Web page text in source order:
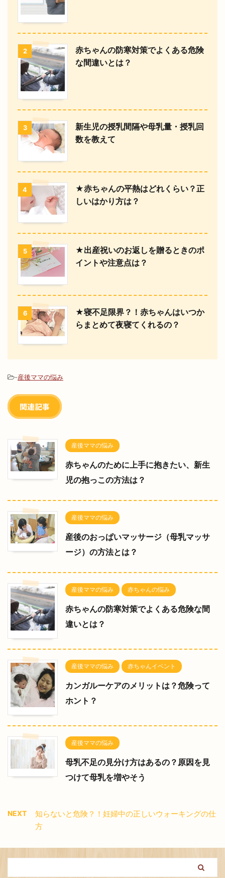
2
赤ちゃんの防寒対策でよくある危険
な間違いとは？
3
新生児の授乳間隔や母乳量・授乳回
数を教えて
4
★赤ちゃんの平熱はどれくらい？正
しいはかり方は？
5
★出産祝いのお返しを贈るときのポ
イントや注意点は？
6
★寝不足限界？！赤ちゃんはいつか
らまとめて夜寝てくれるの？
-産後ママの悩み
関連記事
産後ママの悩み
赤ちゃんのために上手に抱きたい、新生
児の抱っこの方法は？
産後ママの悩み
産後のおっぱいマッサージ（母乳マッサ
ージ）の方法とは？
産後ママの悩み 赤ちゃんの悩み
赤ちゃんの防寒対策でよくある危険な間
違いとは？
産後ママの悩み 赤ちゃんイベント
カンガルーケアのメリットは？危険って
ホント？
産後ママの悩み
母乳不足の見分け方はあるの？原因を見
つけて母乳を増やそう
NEXT
知らないと危険？！妊婦中の正しいウォーキングの仕
方